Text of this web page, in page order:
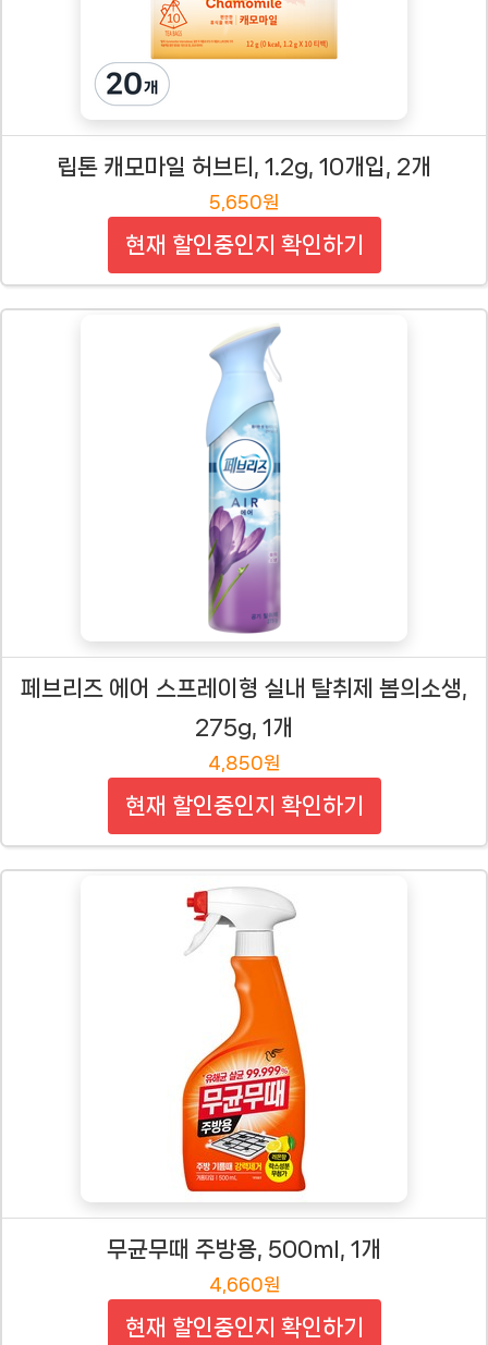
립톤 캐모마일 허브티, 1.2g, 10개입, 2개
5,650원
현재 할인중인지 확인하기
페브리즈 에어 스프레이형 실내 탈취제 봄의소생,
275g, 1개
4,850원
현재 할인중인지 확인하기
무균무때 주방용, 500ml, 1개
4,660원
현재 할인중인지 확인하기